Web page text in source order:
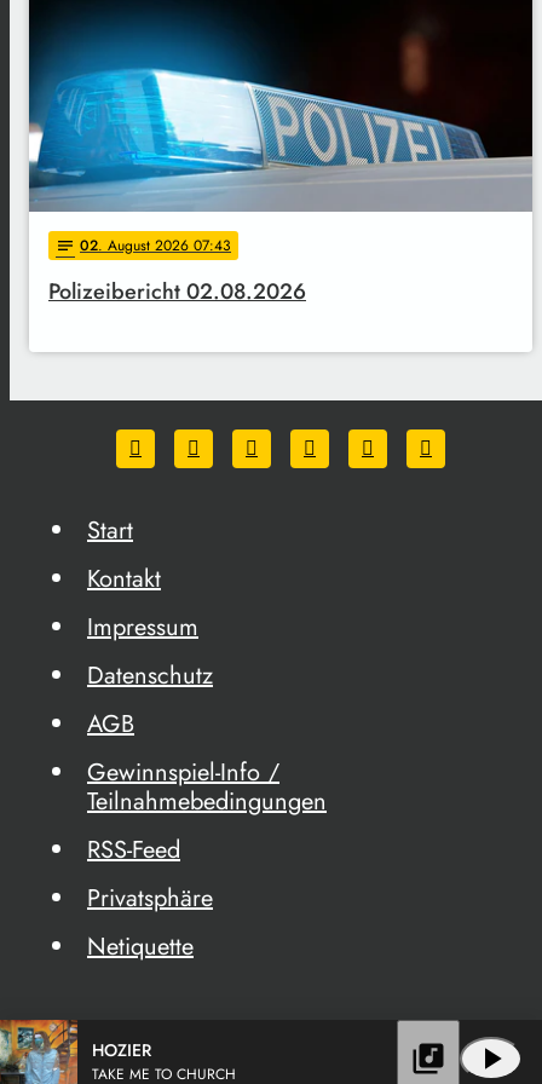
notes 02. August 2026 07:43
Polizeibericht 02.08.2026
Start
Kontakt
Impressum
Datenschutz
AGB
Gewinnspiel-Info /
Teilnahmebedingungen
RSS-Feed
Privatsphäre
Netiquette
HOZIER
TAKE ME TO CHURCH play_arrow
library_music